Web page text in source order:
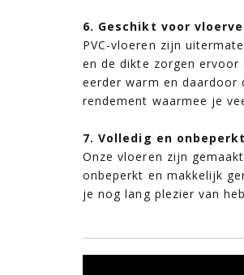
6. Geschikt voor
PVC-vloeren zijn
en de dikte zorgen
eerder warm en
rendement waarmee je
7. Volledig en
Onze vloeren zijn
onbeperkt en makkelijk
je nog lang plezier van